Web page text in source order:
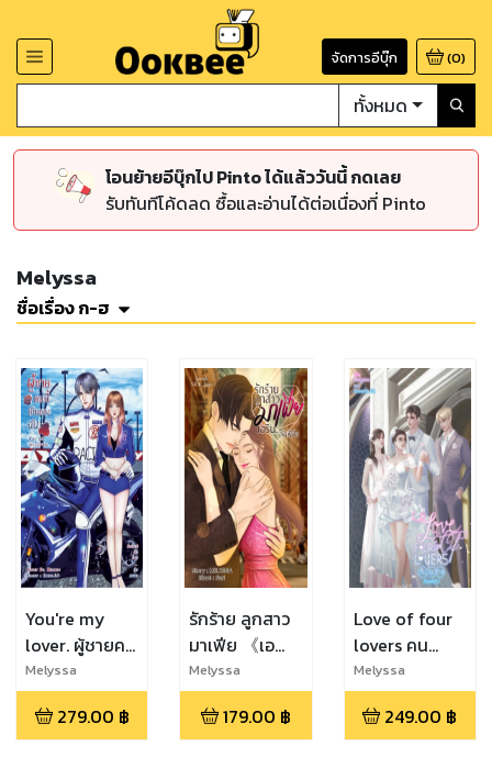
จัดการอีบุ๊ก (0)
ทั้งหมด
โอนย้ายอีบุ๊กไป Pinto ได้แล้ววันนี้ กดเลย
รับทันทีโค้ดลด ซื้อและอ่านได้ต่อเนื่องที่ Pinto
Melyssa
ชื่อเรื่อง ก-ฮ
You're my
lover. ผู้ชายคน
นี้เป็นของฉัน
Melyssa
279.00 ฿
รักร้าย ลูกสาว
มาเฟีย 《เอ
ริน..รักฝังใจ》
Melyssa
179.00 ฿
Love of four
lovers คน
สุดท้ายที่เธอ
คิดถึง
Melyssa
249.00 ฿